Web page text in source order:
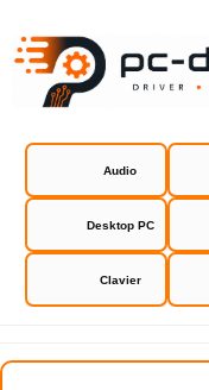
Audio
Desktop PC
Clavier